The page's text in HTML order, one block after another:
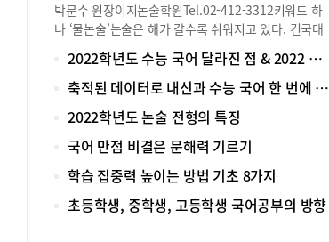
박문수 원장이지논술학원Tel.02-412-3312키워드 하
나 ‘물논술’논술은 해가 갈수록 쉬워지고 있다. 건국대
정도만 옛적 어려운 논술을 유지하고 있을 뿐, 그간 ‘어
렵다’, ‘고교 수준을 넘어서는 문제다’라는 평가를 들어
오던 연세대 서강대 이화여대 한양대 등이 줄줄이 그
지문 출제 때문이다.교육부의 권고대로 교과 내의 지문
으로 학교 수업에서 접해봤을 법한 주제를 출제하는 경
향이 점차 짙어지면서 특히 올해는 교과 내용에 충실한
학생이라면 충분히 접근 가능한 문제가 출제됐다. 문제
가 쉬워지면 우수 학생을 선발하는 변별력이 약해질까
주저하던 서울의 상위대학들도 교과 범위 내 출제로 돌
2022학년도 수능 국어 달라진 점 & 2022 수능 국어 대비법
축적된 데이터로 내신과 수능 국어 한 번에 잡는다
2022학년도 논술 전형의 특징
국어 만점 비결은 문해력 기르기
학습 집중력 높이는 방법 기초 8가지
초등학생, 중학생, 고등학생 국어공부의 방향